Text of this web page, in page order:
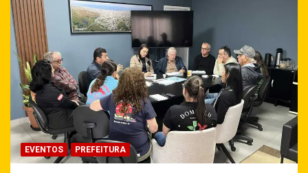
EVENTOS PREFEITURA